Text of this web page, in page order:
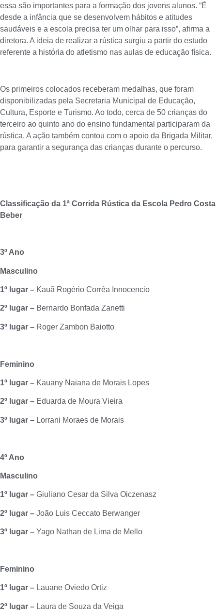
essa são importantes para a formação dos jovens alunos. “É
desde a infância que se desenvolvem hábitos e atitudes
saudáveis e a escola precisa ter um olhar para isso”, afirma a
diretora. A ideia de realizar a rústica surgiu a partir do estudo
referente a história do atletismo nas aulas de educação física.
Os primeiros colocados receberam medalhas, que foram
disponibilizadas pela Secretaria Municipal de Educação,
Cultura, Esporte e Turismo. Ao todo, cerca de 50 crianças do
terceiro ao quinto ano do ensino fundamental participaram da
rústica. A ação também contou com o apoio da Brigada Militar,
para garantir a segurança das crianças durante o percurso.
Classificação da 1ª Corrida Rústica da Escola Pedro Costa
Beber
3º Ano
Masculino
1º lugar – Kauã Rogério Corrêa Innocencio
2º lugar – Bernardo Bonfada Zanetti
3º lugar – Roger Zambon Baiotto
Feminino
1º lugar – Kauany Naiana de Morais Lopes
2º lugar – Eduarda de Moura Vieira
3º lugar – Lorrani Moraes de Morais
4º Ano
Masculino
1º lugar – Giuliano Cesar da Silva Oiczenasz
2º lugar – João Luis Ceccato Berwanger
3º lugar – Yago Nathan de Lima de Mello
Feminino
1º lugar – Lauane Oviedo Ortiz
2º lugar – Laura de Souza da Veiga